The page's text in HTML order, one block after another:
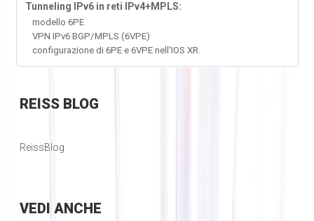
Tunneling IPv6 in reti IPv4+MPLS:
modello 6PE
VPN IPv6 BGP/MPLS (6VPE)
configurazione di 6PE e 6VPE nell'IOS XR.
REISSBLOG
ReissBlog
VEDI ANCHE